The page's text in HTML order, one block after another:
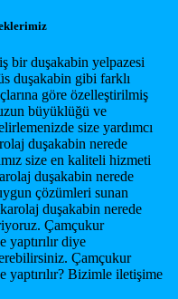
bir duşakabin yelpazesi
duşakabin gibi farklı
göre özelleştirilmiş
büyüklüğü ve
size yardımcı
duşakabin nerede
size en kaliteli hizmeti
duşakabin nerede
çözümleri sunan
duşakabin nerede
Çamçukur
yaptırılır diye
Çamçukur
yaptırılır? Bizimle iletişime